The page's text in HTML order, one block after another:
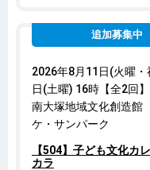
追加募集中
2026年8月11日(火曜
日(土曜) 16時【全2回】
南大塚地域文化創造
ケ・サンパーク
【504】子ども文化
カラ